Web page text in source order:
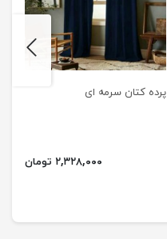
پرده کتان سرمه ای
۲,۳۲۸,۰۰۰ تومان